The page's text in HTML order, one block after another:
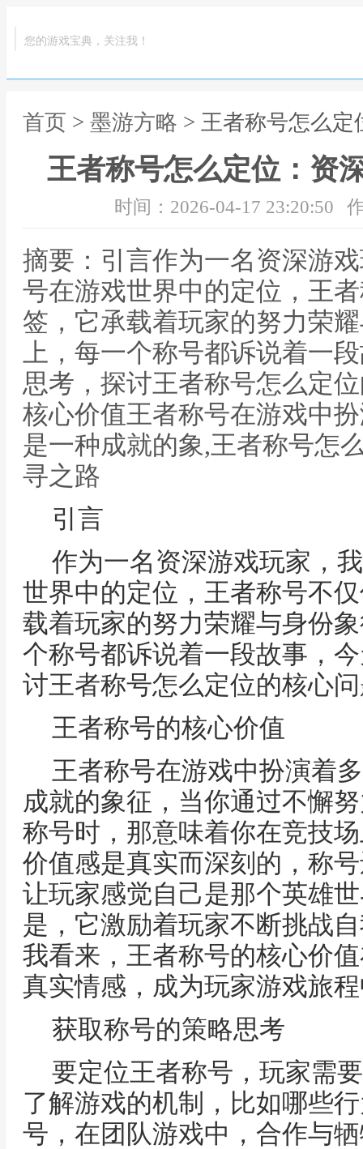
您的游戏宝典，关注我！
首页 > 墨游方略 > 王者称号怎么
王者称号怎么定位：资
时间：2026-04-17 23:20:50
摘要：引言作为一名资深游
号在游戏世界中的定位，王
签，它承载着玩家的努力荣
上，每一个称号都诉说着一
思考，探讨王者称号怎么定
核心价值王者称号在游戏中
是一种成就的象,王者称号怎
寻之路
引言
作为一名资深游戏玩家，
世界中的定位，王者称号不
载着玩家的努力荣耀与身份
个称号都诉说着一段故事，
讨王者称号怎么定位的核心
王者称号的核心价值
王者称号在游戏中扮演着
成就的象征，当你通过不懈
称号时，那意味着你在竞技
价值感是真实而深刻的，称
让玩家感觉自己是那个英雄
是，它激励着玩家不断挑战
我看来，王者称号的核心价
真实情感，成为玩家游戏旅
获取称号的策略思考
要定位王者称号，玩家需
了解游戏的机制，比如哪些
号，在团队游戏中，合作与